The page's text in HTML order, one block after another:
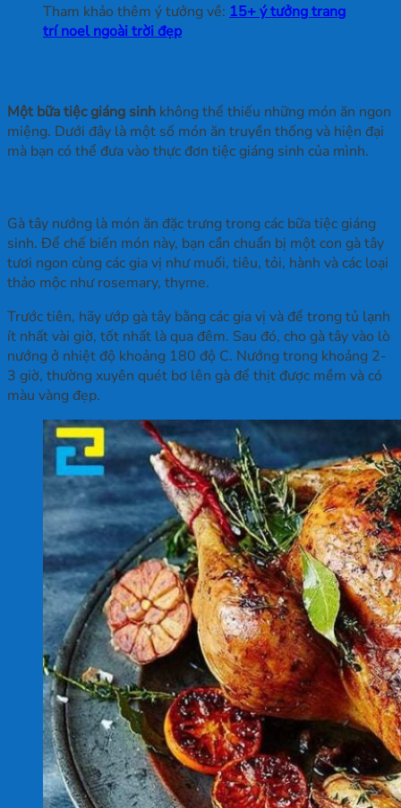
Tham khảo thêm ý tưởng về: 15+ ý tưởng trang
trí noel ngoài trời đẹp
Một bữa tiệc giáng sinh không thể thiếu những món ăn ngon
miệng. Dưới đây là một số món ăn truyền thống và hiện đại
mà bạn có thể đưa vào thực đơn tiệc giáng sinh của mình.
Gà tây nướng là món ăn đặc trưng trong các bữa tiệc giáng
sinh. Để chế biến món này, bạn cần chuẩn bị một con gà tây
tươi ngon cùng các gia vị như muối, tiêu, tỏi, hành và các loại
thảo mộc như rosemary, thyme.
Trước tiên, hãy ướp gà tây bằng các gia vị và để trong tủ lạnh
ít nhất vài giờ, tốt nhất là qua đêm. Sau đó, cho gà tây vào lò
nướng ở nhiệt độ khoảng 180 độ C. Nướng trong khoảng 2-
3 giờ, thường xuyên quét bơ lên gà để thịt được mềm và có
màu vàng đẹp.